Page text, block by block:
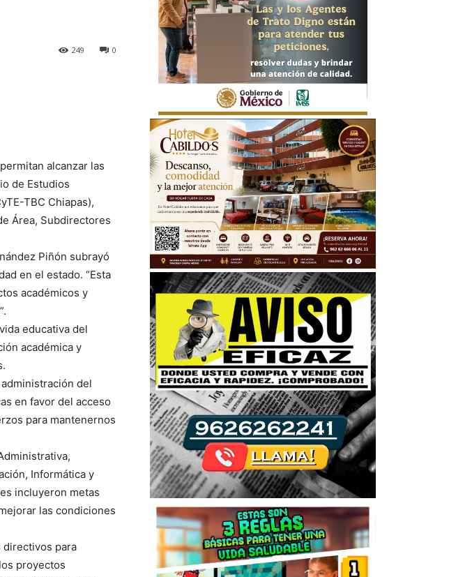
0
249
alcanzar las
de Estudios
TBC Chiapas),
Área, Subdirectores
Piñón subrayó
en el estado. “Esta
académicos y
educativa del
académica y
del
en favor del acceso
para mantenernos
Informática y
incluyeron metas
las condiciones
directivos para
proyectos